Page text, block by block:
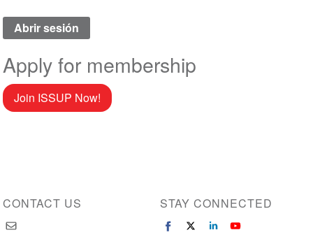
Apply for membership
Join ISSUP Now!
CONTACT US STAY CONNECTED